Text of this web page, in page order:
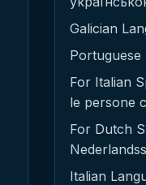
Galician
Portuguese
For Italian
le persone
For Dutch
Italian